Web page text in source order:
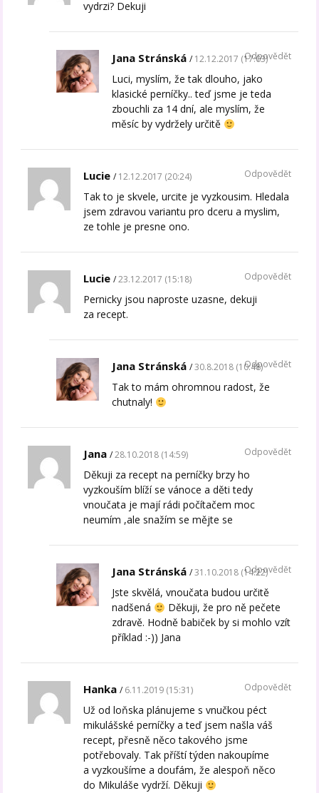
vydrzi? Dekuji
Jana Stránská 12.12.2017 (17:03)
Luci, myslím, že tak dlouho, jako
klasické perníčky.. teď jsme je teda
zbouchli za 14 dní, ale myslím, že
měsíc by vydržely určitě
Odpovědět
Lucie 12.12.2017 (20:24)
Tak to je skvele, urcite je vyzkousim. Hledala
jsem zdravou variantu pro dceru a myslim,
ze tohle je presne ono.
Odpovědět
Lucie 23.12.2017 (15:18)
Pernicky jsou naproste uzasne, dekuji
za recept.
Odpovědět
Jana Stránská 30.8.2018 (10:48)
Tak to mám ohromnou radost, že
chutnaly!
Odpovědět
Jana 28.10.2018 (14:59)
Děkuji za recept na perníčky brzy ho
vyzkouším blíží se vánoce a děti tedy
vnoučata je mají rádi počítačem moc
neumím ,ale snažím se mějte se
Odpovědět
Jana Stránská 31.10.2018 (14:22)
Jste skvělá, vnoučata budou určitě
nadšená
Děkuji, že pro ně pečete
zdravě. Hodně babiček by si mohlo vzít
příklad :-)) Jana
Odpovědět
Hanka 6.11.2019 (15:31)
Už od loňska plánujeme s vnučkou péct
mikulášské perníčky a teď jsem našla váš
recept, přesně něco takového jsme
potřebovaly. Tak příští týden nakoupíme
a vyzkoušíme a doufám, že alespoň něco
do Mikuláše vydrží. Děkuji
Odpovědět